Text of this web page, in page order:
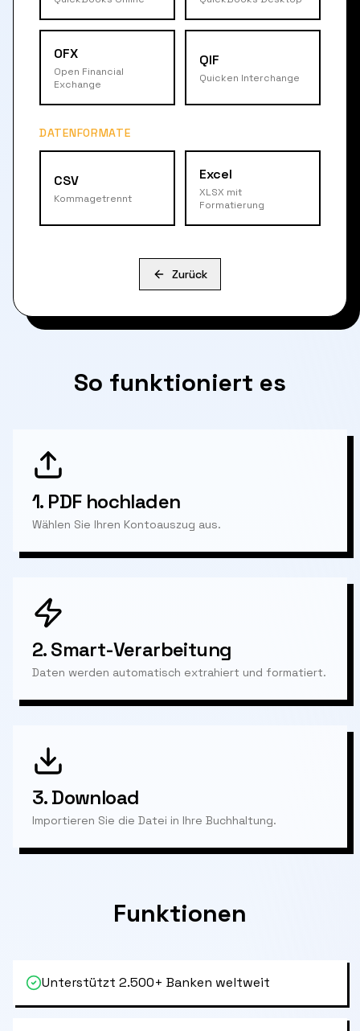
OFX
Open Financial
Exchange
QIF
Quicken Interchange
DATENFORMATE
CSV
Kommagetrennt
Excel
XLSX mit
Formatierung
Zurück
So funktioniert es
1. PDF hochladen
Wählen Sie Ihren Kontoauszug aus.
2.Smart-Verarbeitung
Daten werden automatisch extrahiert und formatiert.
3.Download
Importieren Sie die Datei in Ihre Buchhaltung.
Funktionen
Unterstützt 2.500+ Banken weltweit